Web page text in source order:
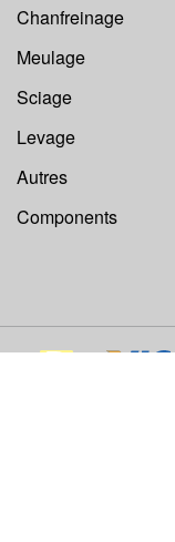
Chanfreinage
Meulage
Sciage
Levage
Autres
Components